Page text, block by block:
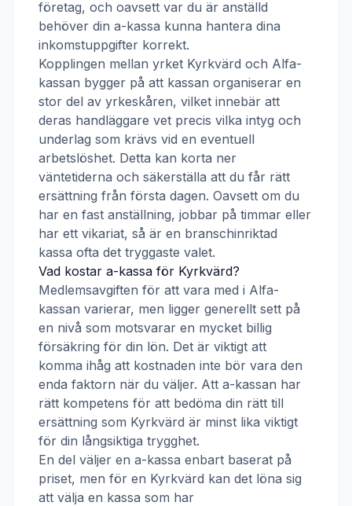
företag, och oavsett var du är anställd
behöver din a-kassa kunna hantera dina
inkomstuppgifter korrekt.
Kopplingen mellan yrket Kyrkvärd och Alfa-
kassan bygger på att kassan organiserar en
stor del av yrkeskåren, vilket innebär att
deras handläggare vet precis vilka intyg och
underlag som krävs vid en eventuell
arbetslöshet. Detta kan korta ner
väntetiderna och säkerställa att du får rätt
ersättning från första dagen. Oavsett om du
har en fast anställning, jobbar på timmar eller
har ett vikariat, så är en branschinriktad
kassa ofta det tryggaste valet.
Vad kostar a-kassa för Kyrkvärd?
Medlemsavgiften för att vara med i Alfa-
kassan varierar, men ligger generellt sett på
en nivå som motsvarar en mycket billig
försäkring för din lön. Det är viktigt att
komma ihåg att kostnaden inte bör vara den
enda faktorn när du väljer. Att a-kassan har
rätt kompetens för att bedöma din rätt till
ersättning som Kyrkvärd är minst lika viktigt
för din långsiktiga trygghet.
En del väljer en a-kassa enbart baserat på
priset, men för en Kyrkvärd kan det löna sig
att välja en kassa som har